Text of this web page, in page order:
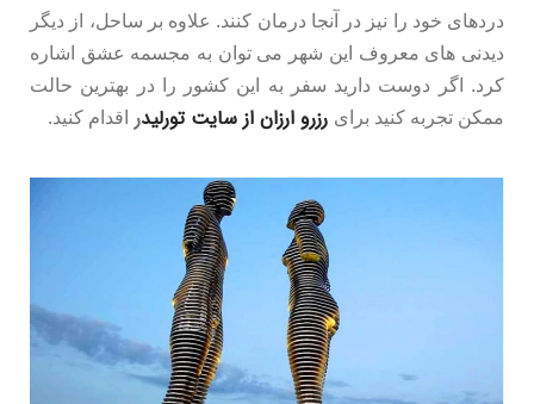
دردهای خود را نیز در آنجا درمان کنند. علاوه بر ساحل، از دیگر
دیدنی های معروف این شهر می توان به مجسمه عشق اشاره
کرد. اگر دوست دارید سفر به این کشور را در بهترین حالت
ممکن تجربه کنید برای رزرو ارزان از سایت تورلیدر اقدام کنید.